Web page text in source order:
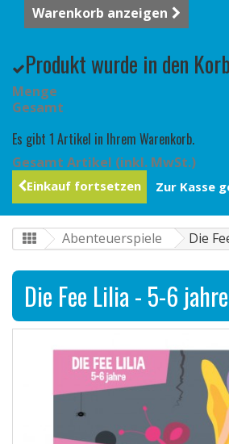
Warenkorb anzeigen
Produkt wurde in den
Menge
Gesamt
Es gibt 1 Artikel in Ihrem Warenkorb.
Gesamt Artikel (inkl. MwSt.)
Einkauf fortsetzen Zur Kasse
Abenteuerspiele Die
Die Fee Lilia - 5-6 jahre